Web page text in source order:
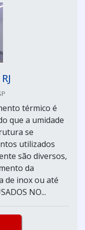
térmico é
que a umidade
se
utilizados
são diversos,
da
de inox ou até
NO...